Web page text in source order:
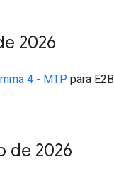
2026
4 - MTP para
de 2026